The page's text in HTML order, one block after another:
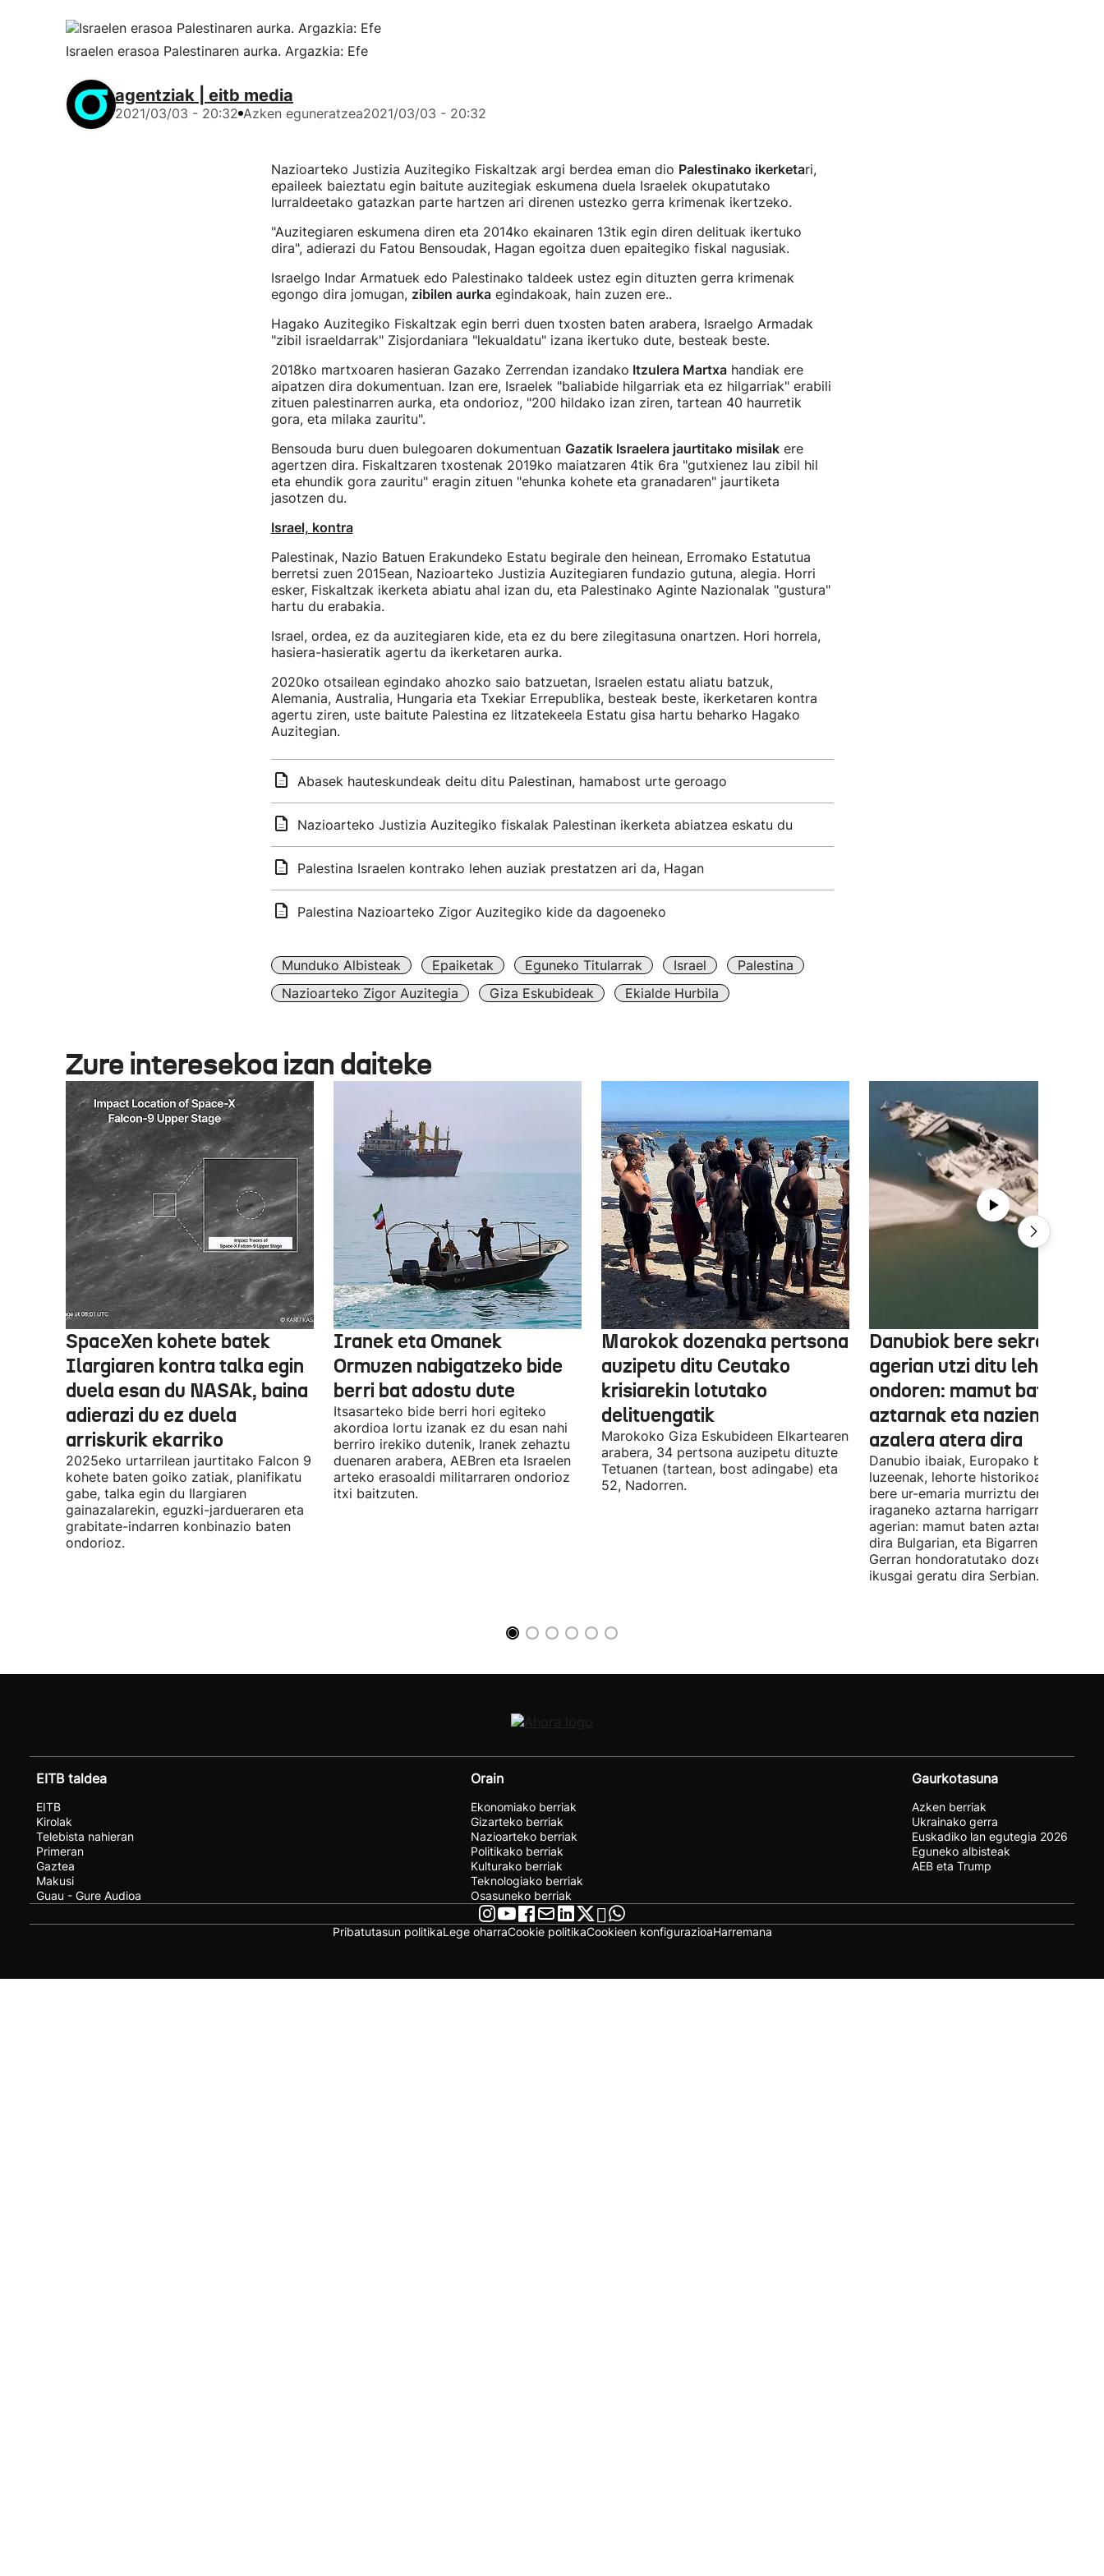
Israelen erasoa Palestinaren aurka. Argazkia: Efe
agentziak | eitb media
2021/03/03 - 20:32 Azken eguneratzea2021/03/03 - 20:32
Nazioarteko Justizia Auzitegiko Fiskaltzak argi berdea eman dio Palestinako ikerketari,
epaileek baieztatu egin baitute auzitegiak eskumena duela Israelek okupatutako
lurraldeetako gatazkan parte hartzen ari direnen ustezko gerra krimenak ikertzeko.
"Auzitegiaren eskumena diren eta 2014ko ekainaren 13tik egin diren delituak ikertuko
dira", adierazi du Fatou Bensoudak, Hagan egoitza duen epaitegiko fiskal nagusiak.
Israelgo Indar Armatuek edo Palestinako taldeek ustez egin dituzten gerra krimenak
egongo dira jomugan, zibilen aurkaegindakoak, hain zuzen ere..
Hagako Auzitegiko Fiskaltzak egin berri duen txosten baten arabera, Israelgo Armadak
"zibil israeldarrak" Zisjordaniara "lekualdatu" izana ikertuko dute, besteak beste.
2018ko martxoaren hasieran Gazako Zerrendan izandako Itzulera Martxahandiak ere
aipatzen dira dokumentuan. Izan ere, Israelek "baliabide hilgarriak eta ez hilgarriak" erabili
zituen palestinarren aurka, eta ondorioz, "200 hildako izan ziren, tartean 40 haurretik
gora, eta milaka zauritu".
Bensouda buru duen bulegoaren dokumentuan Gazatik Israelera jaurtitako misilakere
agertzen dira. Fiskaltzaren txostenak 2019ko maiatzaren 4tik 6ra "gutxienez lau zibil hil
eta ehundik gora zauritu" eragin zituen "ehunka kohete eta granadaren" jaurtiketa
jasotzen du.
Israel, kontra
Palestinak, Nazio Batuen Erakundeko Estatu begirale den heinean, Erromako Estatutua
berretsi zuen 2015ean, Nazioarteko Justizia Auzitegiaren fundazio gutuna, alegia. Horri
esker, Fiskaltzak ikerketa abiatu ahal izan du, eta Palestinako Aginte Nazionalak "gustura"
hartu du erabakia.
Israel, ordea, ez da auzitegiaren kide, eta ez du bere zilegitasuna onartzen. Hori horrela,
hasiera-hasieratik agertu da ikerketaren aurka.
2020ko otsailean egindako ahozko saio batzuetan, Israelen estatu aliatu batzuk,
Alemania, Australia, Hungaria eta Txekiar Errepublika, besteak beste, ikerketaren kontra
agertu ziren, uste baitute Palestina ez litzatekeela Estatu gisa hartu beharko Hagako
Auzitegian.
Abasek hauteskundeak deitu ditu Palestinan, hamabost urte geroago
Nazioarteko Justizia Auzitegiko fiskalak Palestinan ikerketa abiatzea eskatu du
Palestina Israelen kontrako lehen auziak prestatzen ari da, Hagan
Palestina Nazioarteko Zigor Auzitegiko kide da dagoeneko
Munduko Albisteak Epaiketak Eguneko Titularrak Israel
Palestina
Nazioarteko Zigor Auzitegia
Giza Eskubideak Ekialde Hurbila
Zure interesekoa izan daiteke
SpaceXen kohete batek
Ilargiaren kontra talka egin
duela esan du NASAk, baina
adierazi du ez duela
arriskurik ekarriko
2025eko urtarrilean jaurtitako Falcon 9
kohete baten goiko zatiak, planifikatu
gabe, talka egin du Ilargiaren
gainazalarekin, eguzki-jardueraren eta
grabitate-indarren konbinazio baten
ondorioz.
Iranek eta Omanek
Ormuzen nabigatzeko bide
berri bat adostu dute
Itsasarteko bide berri hori egiteko
akordioa lortu izanak ez du esan nahi
berriro irekiko dutenik, Iranek zehaztu
duenaren arabera, AEBren eta Israelen
arteko erasoaldi militarraren ondorioz
itxi baitzuten.
Marokok dozenaka pertsona
auzipetu ditu Ceutako
krisiarekin lotutako
delituengatik
Marokoko Giza Eskubideen Elkartearen
arabera, 34 pertsona auzipetu dituzte
Tetuanen (tartean, bost adingabe) eta
52, Nadorren.
Danubiok bere sekretuak
agerian utzi ditu
ondoren: mamut baten
aztarnak eta nazien
azalera atera dira
Danubio ibaiak, Europako bigarren
luzeenak, lehorte historikoa bizi du,
bere ur-emaria murriztu denez,
iraganeko aztarna harrigarriak utzi
agerian: mamut baten aztarnak
dira Bulgarian, eta Bigarren Mundu
Gerran hondoratutako dozenaka
ikusgai geratu dira Serbian.
EITB taldea
EITB
Kirolak
Telebista nahieran
Primeran
Gaztea
Makusi
Guau - Gure Audioa
Orain
Ekonomiako berriak
Gizarteko berriak
Nazioarteko berriak
Politikako berriak
Kulturako berriak
Teknologiako berriak
Osasuneko berriak
Gaurkotasuna
Azken berriak
Ukrainako gerra
Euskadiko lan egutegia 2026
Eguneko albisteak
AEB eta Trump
Pribatutasun politikaLege oharraCookie politikaCookieen konfigurazioaHarremana